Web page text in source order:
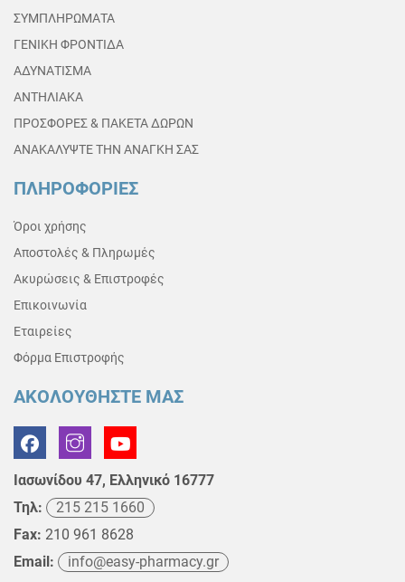
ΣΥΜΠΛΗΡΩΜΑΤΑ
ΓΕΝΙΚΗ ΦΡΟΝΤΙΔΑ
ΑΔΥΝΑΤΙΣΜΑ
ΑΝΤΗΛΙΑΚΑ
ΠΡΟΣΦΟΡΕΣ & ΠΑΚΕΤΑ ΔΩΡΩΝ
ΑΝΑΚΑΛΥΨΤΕ ΤΗΝ ΑΝΑΓΚΗ ΣΑΣ
ΠΛΗΡΟΦΟΡΙΕΣ
Όροι χρήσης
Αποστολές & Πληρωμές
Ακυρώσεις & Επιστροφές
Επικοινωνία
Εταιρείες
Φόρμα Επιστροφής
ΑΚΟΛΟΥΘΗΣΤΕ ΜΑΣ
Ιασωνίδου 47, Ελληνικό 16777
Τηλ:
215 215 1660
Fax: 210 961 8628
Email:
info@easy-pharmacy.gr